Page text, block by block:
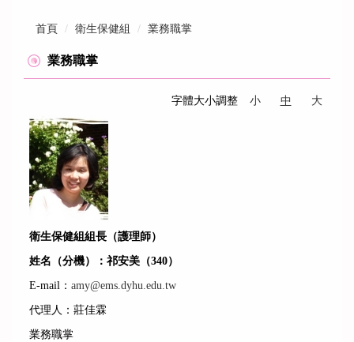
首頁 衛生保健組 業務職掌
業務職掌
字體大小調整 小 中 大
衛生保健組組長（護理師）
姓名（分機）：祁安美（340）
E-mail： amy@ems.dyhu.edu.tw
代理人：莊佳霖
業務職掌